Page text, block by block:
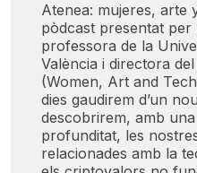
Atenea: mujeres, arte
pòdcast presentat
professora de la
València i directora
(Women, Art and
dies gaudirem d’un
descobrirem, amb
profunditat, les
relacionades amb la